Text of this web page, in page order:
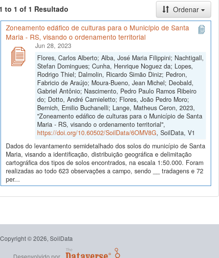
to 1 of 1 Resultado
Ordenar
Zoneamento edáfico de culturas para o Município de Santa
Maria - RS, visando o ordenamento territorial
Jun 28, 2023
Flores, Carlos Alberto; Alba, José Maria Filippini; Nachtigall,
Stefan Domingues; Cunha, Henrique Noguez da; Lopes,
Rodrigo Thiel; Dalmolin, Ricardo Simão Diniz; Pedron,
Fabricio de Araújo; Moura-Bueno, Jean Michel; Deobald,
Gabriel Antônio; Nascimento, Pedro Paulo Ramos Ribeiro
do; Dotto, André Carnieletto; Flores, João Pedro Moro;
Bernich, Emilio Buchanelli; Lange, Matheus Ceron, 2023,
"Zoneamento edáfico de culturas para o Município de Santa
Maria - RS, visando o ordenamento territorial",
https://doi.org/10.60502/SoilData/6OMV8G, SoilData, V1
Dados do levantamento semidetalhado dos solos do município de Santa
Maria, visando a identificação, distribuição geográfica e delimitação
cartográfica dos tipos de solos encontrados, na escala 1:50.000. Foram
realizadas ao todo 623 observações a campo, sendo __ tradagens e 72
per...
Copyright © 2026, SoilData
Desenvolvido por